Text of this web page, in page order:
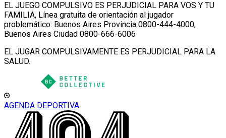
EL JUEGO COMPULSIVO ES PERJUDICIAL PARA VOS Y TU
FAMILIA, Línea gratuita de orientación al jugador
problemático: Buenos Aires Provincia 0800-444-4000,
Buenos Aires Ciudad 0800-666-6006
EL JUGAR COMPULSIVAMENTE ES PERJUDICIAL PARA LA
SALUD.
AGENDA DEPORTIVA